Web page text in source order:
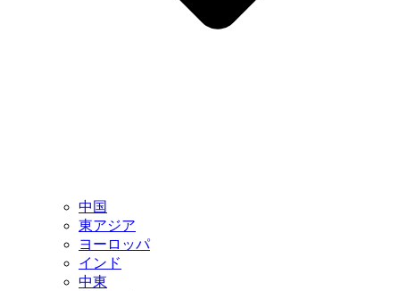
中国
東アジア
ヨーロッパ
インド
中東